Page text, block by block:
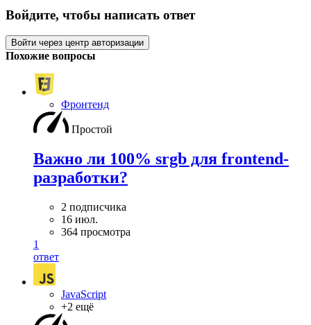
Войдите, чтобы написать ответ
Войти через центр авторизации
Похожие вопросы
Фронтенд
Простой
Важно ли 100% srgb для frontend-
разработки?
2 подписчика
16 июл.
364 просмотра
1
ответ
JavaScript
+2 ещё